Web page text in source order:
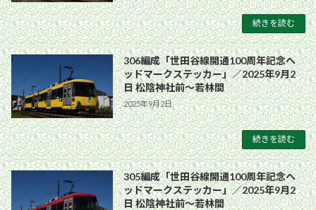
続きを読む
306編成「世田谷線開通100周年記念ヘ
ッドマークステッカー」／2025年9月2
日 松陰神社前〜若林間
2025年9月2日
続きを読む
305編成「世田谷線開通100周年記念ヘ
ッドマークステッカー」／2025年9月2
日 松陰神社前〜若林間